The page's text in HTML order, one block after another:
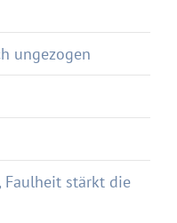
ungezogen
Faulheit stärkt die